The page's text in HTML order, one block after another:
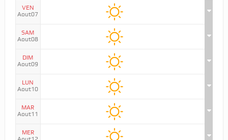
VEN
Aout07
SAM
Aout08
DIM
Aout09
LUN
Aout10
MAR
Aout11
MER